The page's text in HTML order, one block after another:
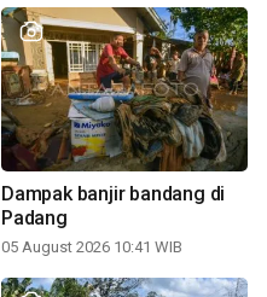
Dampak banjir bandang di
Padang
05 August 2026 10:41 WIB